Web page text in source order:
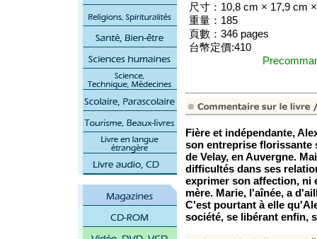
尺寸：10,8 cm × 17,9 cm
重量：185
頁數：346 pages
台幣定價:410
Fière et indépendante,
son entreprise florissante
de Velay, en Auvergne.
difficultés dans ses
exprimer son affection, ni
mère. Marie, l'aînée, a
C'est pourtant à elle
société, se libérant enfin,